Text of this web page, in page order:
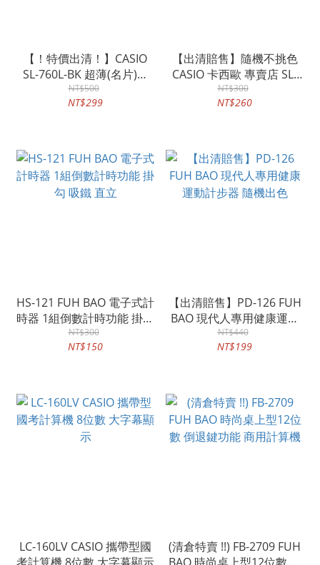
【！特價出清！】CASIO
SL-760L-BK 超薄(名片)型
計算機 黑色 太陽能供電
NT$500
NT$299
【出清賠售】隨機不挑色
CASIO 卡西歐 專賣店 SL-
787TV 銀&黑 攜帶型 計算
機 大字幕顯示 賠售不開發
NT$300
NT$260
HS-121 FUH BAO 電子式計
時器 1組倒數計時功能 掛勾
吸鐵 直立
NT$300
NT$150
【出清賠售】PD-126 FUH
BAO 現代人專用健康運動
計步器 隨機出色
NT$440
NT$199
LC-160LV CASIO 攜帶型國
(清倉特賣 !!) FB-2709 FUH